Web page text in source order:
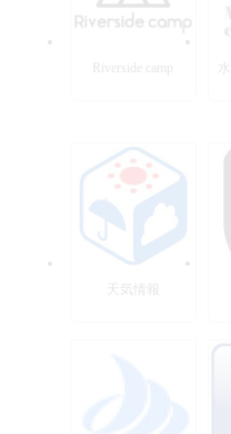
Riverside camp
天気情報